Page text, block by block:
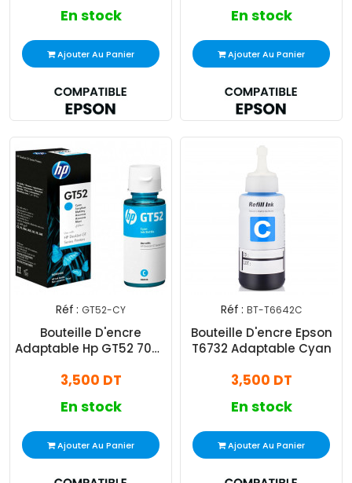
En stock
Ajouter Au Panier
En stock
Ajouter Au Panier
Réf : GT52-CY
Bouteille D'encre
Adaptable Hp GT52 70ml
3,500 DT
En stock
Ajouter Au Panier
Réf : BT-T6642C
Bouteille D'encre Epson
T6732 Adaptable Cyan
3,500 DT
En stock
Ajouter Au Panier